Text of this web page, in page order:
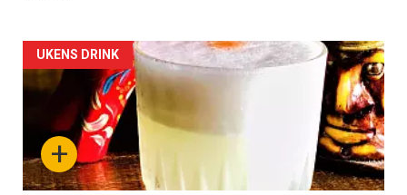
Forsiden
akkurat
nå
-
+
UKENS DRINK